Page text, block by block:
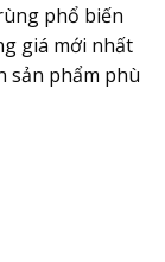
phổ biến
giá mới nhất
sản phẩm phù